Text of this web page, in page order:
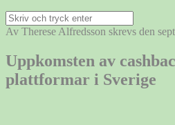
Sök
efter:
Av Therese Alfredsson skrevs den
Uppkomsten av
plattformar i Sverige